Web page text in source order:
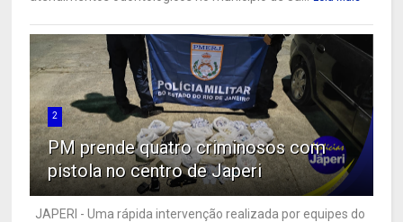
2
PM prende quatro criminosos com
pistola no centro de Japeri
JAPERI - Uma rápida intervenção realizada por equipes do